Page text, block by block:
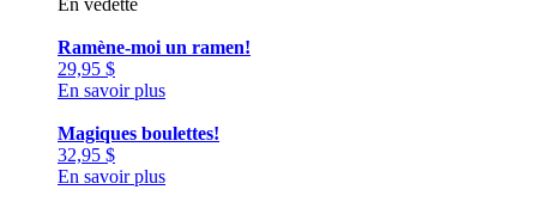
En vedette
Ramène-moi un ramen!
29,95 $
En savoir plus
Magiques boulettes!
32,95 $
En savoir plus